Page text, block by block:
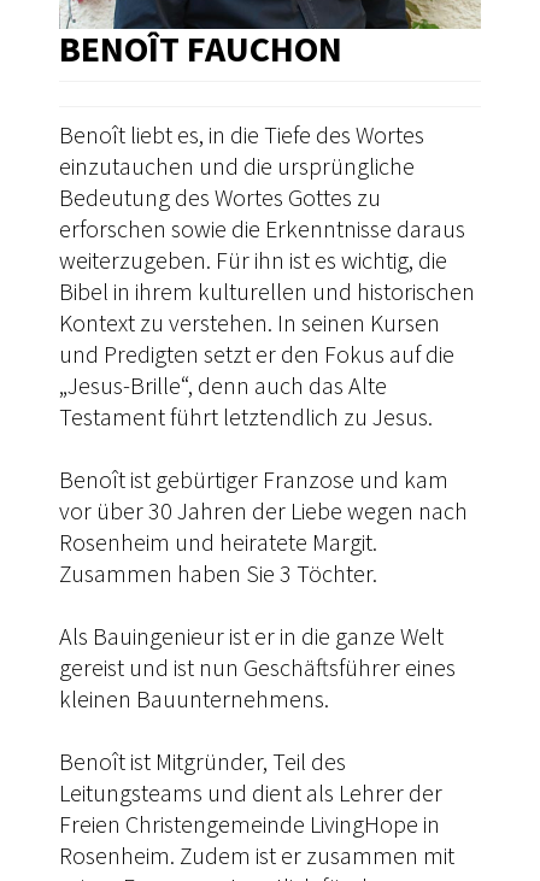
BENOÎT FAUCHON
Benoît liebt es, in die Tiefe des Wortes
einzutauchen und die ursprüngliche
Bedeutung des Wortes Gottes zu
erforschen sowie die Erkenntnisse daraus
weiterzugeben. Für ihn ist es wichtig, die
Bibel in ihrem kulturellen und historischen
Kontext zu verstehen. In seinen Kursen
und Predigten setzt er den Fokus auf die
„Jesus-Brille“, denn auch das Alte
Testament führt letztendlich zu Jesus.
Benoît ist gebürtiger Franzose und kam
vor über 30 Jahren der Liebe wegen nach
Rosenheim und heiratete Margit.
Zusammen haben Sie 3 Töchter.
Als Bauingenieur ist er in die ganze Welt
gereist und ist nun Geschäftsführer eines
kleinen Bauunternehmens.
Benoît ist Mitgründer, Teil des
Leitungsteams und dient als Lehrer der
Freien Christengemeinde LivingHope in
Rosenheim. Zudem ist er zusammen mit